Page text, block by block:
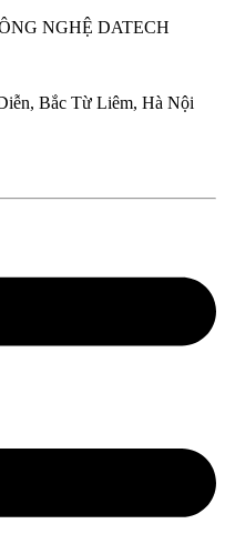
NGHỆ DATECH
Bắc Từ Liêm, Hà Nội